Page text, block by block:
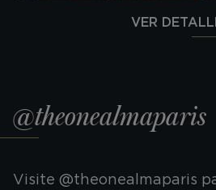
VER
@theonealmaparis
Visite @theonealmaparis